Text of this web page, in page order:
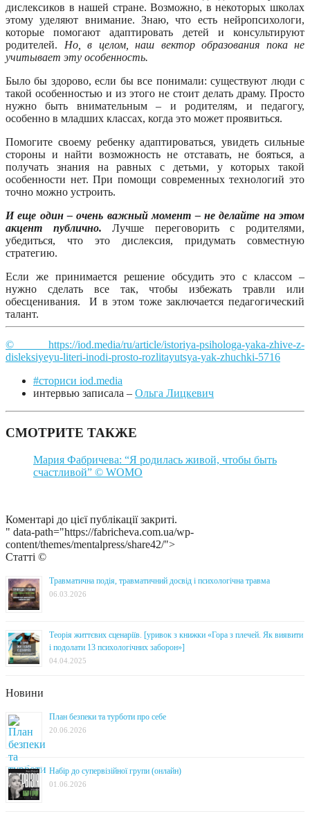
дислексиков в нашей стране. Возможно, в некоторых школах
этому уделяют внимание. Знаю, что есть нейропсихологи,
которые помогают адаптировать детей и консультируют
родителей.
Но, в целом, наш вектор образования пока не
учитывает эту особенность.
Было бы здорово, если бы все понимали: существуют люди с
такой особенностью и из этого не стоит делать драму. Просто
нужно быть внимательным – и родителям, и педагогу,
особенно в младших классах, когда это может проявиться.
Помогите своему ребенку адаптироваться, увидеть сильные
стороны и найти возможность не отставать, не бояться, а
получать знания на равных с детьми, у которых такой
особенности нет. При помощи современных технологий это
точно можно устроить.
И еще один – очень важный момент – не делайте на этом
акцент публично.
Лучше переговорить с родителями,
убедиться, что это дислексия, придумать совместную
стратегию.
Если же принимается решение обсудить это с классом –
нужно сделать все так, чтобы избежать травли или
обесценивания. И в этом тоже заключается педагогический
талант.
© https://iod.media/ru/article/istoriya-psihologa-yaka-zhive-z-
disleksiyeyu-literi-inodi-prosto-rozlitayutsya-yak-zhuchki-5716
#сториси iod.media
интервью записала – Ольга Лицкевич
СМОТРИТЕ ТАКЖЕ
Мария Фабричева: “Я родилась живой, чтобы быть
счастливой” © WOMO
Коментарі до цієї публікації закриті.
" data-path="https://fabricheva.com.ua/wp-
content/themes/mentalpress/share42/">
Статті ©
Травматична подія, травматичний досвід і психологічна травма
06.03.2026
Теорія життєвих сценаріїв. [уривок з книжки «Гора з плечей. Як виявити
і подолати 13 психологічних заборон»]
04.04.2025
Новини
План безпеки та турботи про себе
20.06.2026
Набір до супервізійної групи (онлайн)
01.06.2026